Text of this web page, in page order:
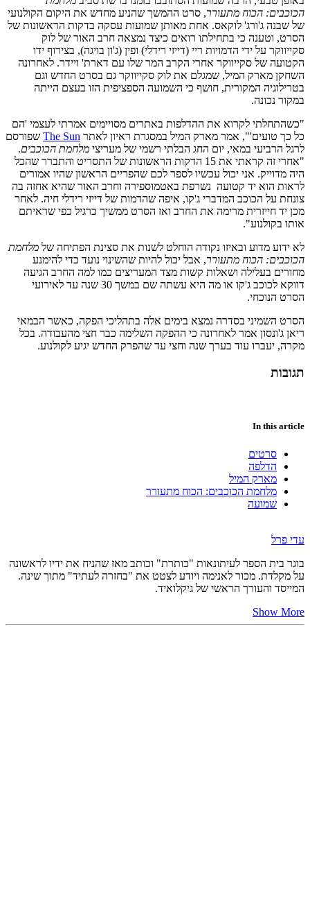
הכוכבים: הכוח מתעורר, סרט ההמשך שהניע מחדש את היקום הקולנועי
של שבנה ג'ורג' לוקאס. אחת מאותן שמועות עסקה בדקות הראשונות של
הסרט, וטענה כי בתחילתו רואים כיצד נמצאה חרב האור של לוק
סקייווקר על ידי הדמויות ריי (דייזי רידלי) ופין (ג'ון בויגה), בצירוף ידו
הקטועה של סקייווקר אחרי הקרב המר שלו עם דארת' ויידר. לאחרונה
השחקן מארק המיל, שמגלם את לוק סקייווקר גם בסרט החדש וגם
בטרילוגיה המקורית, חושף כי השמועה הספציפית הזו בעצם הייתה
במקור נכונה.
"כשהתחלתי לקרוא את ההדלפות באתרים מסויימים אמרתי לעצמי 'הם
כל כך טועים'", אמר מארק המיל במסגרת ראיון לאתר The Sun שפורסם
לרגל הרביעי במאי, יום החג הבלתי רשמי של מעריצי מלחמת הכוכבים.
"אחרי זה קראתי את 15 הדקות הראשונות של התסריט והתברר שהכל
היה מדוייק. אני יכול עכשיו לספר לכם שהפריים הראשון שהיו אמורים
לראות הוא יד קטועה נשרפת באטמוספירה וחרב האור שהיא אחזה בה
צונחת על הכוכב המדברי ג'קו, איפה שהדמות של דייזי רידלי חיה. לאחר
מכן יד חייזרית מרימה את החרב ואז הסרט ממשיך כרגיל כפי שראיתם
אותו בקולנוע".
לא ידוע מדוע ובאיזו נקודה הוחלט לשנות את סצינת הפתיחה של מלחמת
הכוכבים: הכוח מתעורר, אבל יכול להיות שהשינוי נועד כדי להימנע
מחורים בעלילה ושאלות קשות מצד המעריצים כמו למה החרב הגיעה
דווקא לכוכב ג'קו או מה היא עשתה שם במשך 30 שנה עד לאירועי
הסרט הנוכחי.
הסרט השמיני בסדרה נמצא בימים אלה בתהליכי הפקה, כאשר הבמאי
ריאן ג'ונסון אמר לאחרונה כי ההפקה השלימה כבר חצי מהעבודה. בכל
מקרה, יעברו עוד בערך שנה וחצי עד שהפרק החדש יגיע לקולנוע.
תגובות
In this article
סרטים
הדלפה
מארק המיל
מלחמת הכוכבים: הכוח מתעורר
שמועה
עדי פרל
בוגר בית הספר לעיתונאות "כותרת" וכותב מאז שהניח את ידיו לראשונה
על מקלדת. מכור לאנימה ויודע לצטט את "בחזרה לעתיד" מתוך שינה.
המייסד והעורך הראשי של גיקלואיד.
Show More